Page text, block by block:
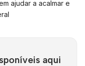
ajudar a acalmar e
aqui